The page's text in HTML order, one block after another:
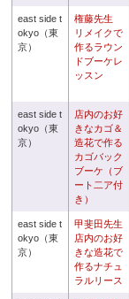
east side t
okyo（東
京）
権藤先生
リメイクで
作るラウン
ドブーケレ
ッスン
east side t
okyo（東
京）
店内のお好
きなカゴ＆
造花で作る
カゴバック
ブーケ（ブ
ート二ア付
き）
east side t
okyo（東
京）
甲斐田先生
店内のお好
きな造花で
作るナチュ
ラルリース